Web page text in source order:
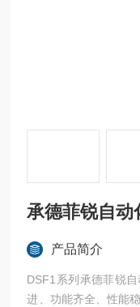
承德菲锐自动
产品简介
DSF1系列承德菲锐
进、功能齐全、性能